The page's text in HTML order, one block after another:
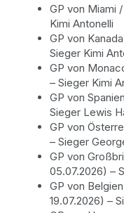
GP von Miami
Kimi Antonelli
GP von
Sieger Kimi
GP von
– Sieger Kimi
GP von
Sieger Lewis
GP von
– Sieger
GP von
05.07.2026) –
GP von
19.07.2026) –